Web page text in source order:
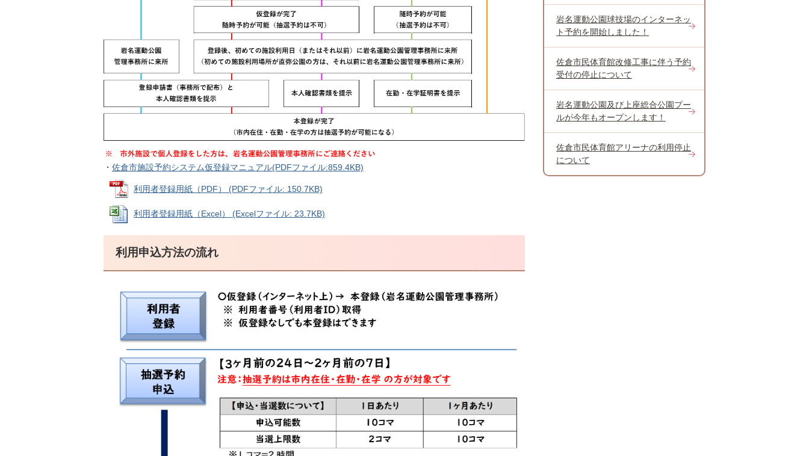
・ 佐倉市施設予約システム仮登録マニュアル(PDFファイル:859.4KB)
利用者登録用紙（PDF） (PDFファイル: 150.7KB)
利用者登録用紙（Excel） (Excelファイル: 23.7KB)
利用申込方法の流れ
岩名運動公園球技場のインターネッ
ト予約を開始しました！
佐倉市民体育館改修工事に伴う予約
受付の停止について
岩名運動公園及び上座総合公園プー
ルが今年もオープンします！
佐倉市民体育館アリーナの利用停止
について